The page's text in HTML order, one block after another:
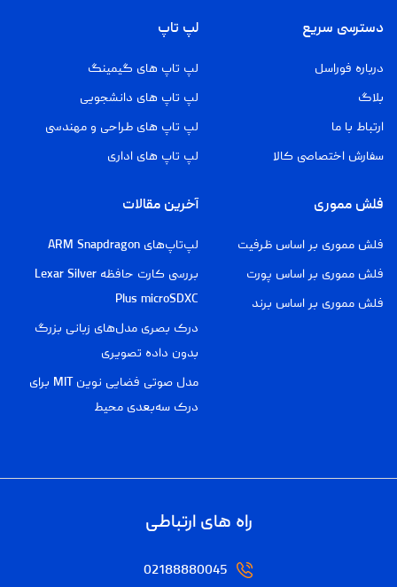
دسترسی سریع
درباره فوراسل
بلاگ
ارتباط با ما
سفارش اختصاصی کالا
لپ تاپ
لپ تاپ های گیمینگ
لپ تاپ های دانشجویی
لپ تاپ های طراحی و مهندسی
لپ تاپ های اداری
فلش مموری
فلش مموری بر اساس ظرفیت
فلش مموری بر اساس پورت
فلش مموری بر اساس برند
آخرین مقالات
لپ‌تاپ‌های ARM Snapdragon
بررسی کارت حافظه Lexar Silver
Plus microSDXC
درک بصری مدل‌های زبانی بزرگ
بدون داده تصویری
مدل صوتی فضایی نوین MIT برای
درک سه‌بعدی محیط
راه های ارتباطی
02188880045